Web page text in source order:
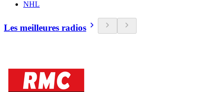
NHL
Les meilleures radios